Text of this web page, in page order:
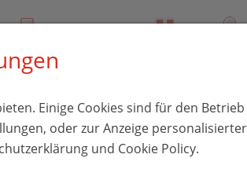
Einige Cookies sind für den Betrieb
oder zur Anzeige personalisierter
und Cookie Policy.